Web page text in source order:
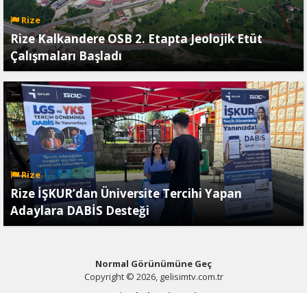
Rize
Rize Kalkandere OSB 2. Etapta Jeolojik Etüt
Çalışmaları Başladı
Rize
Rize İŞKUR’dan Üniversite Tercihi Yapan
Adaylara DABİS Desteği
Normal Görünümüne Geç
Copyright © 2026, gelisimtv.com.tr